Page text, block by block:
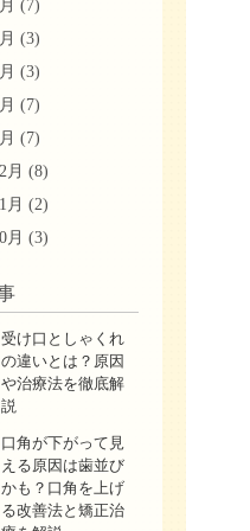
(7)
(3)
(3)
(7)
(7)
月 (8)
月 (2)
月 (3)
受け口としゃくれ
の違いとは？原因
や治療法を徹底解
説
口角が下がって見
える原因は歯並び
かも？口角を上げ
る改善法と矯正治